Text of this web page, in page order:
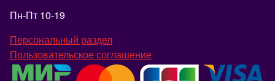
Пн-Пт 10-19
Персональный раздел
Пользовательское соглашение